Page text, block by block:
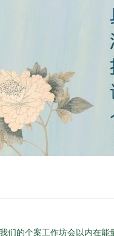
们的个案工作坊会以内在